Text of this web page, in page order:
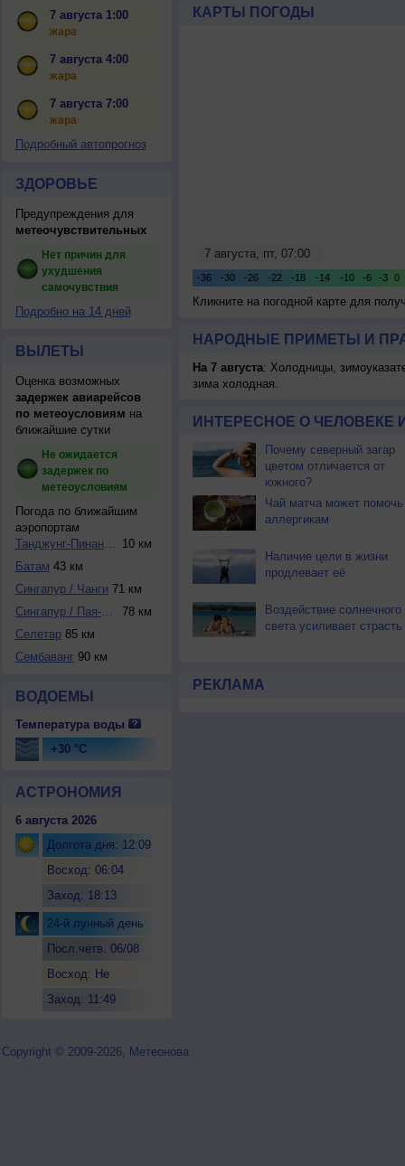
7 августа 1:00
жара
7 августа 4:00
жара
7 августа 7:00
жара
Подробный автопрогноз
ЗДОРОВЬЕ
Предупреждения для
метеочувствительных
Нет причин для
ухудшения
самочувствия
Подробно на 14 дней
ВЫЛЕТЫ
Оценка возможных
задержек авиарейсов
по метеоусловиям на
ближайшие сутки
Не ожидается
задержек по
метеоусловиям
Погода по ближайшим
аэропортам
Танджунг-Пинанг /...
10 км
Батам 43 км
Сингапур / Чанги 71 км
Сингапур / Пая-Ле...
78 км
Селетар85 км
Сембаванг 90 км
ВОДОЕМЫ
Температура воды
+30 °C
АСТРОНОМИЯ
6 августа 2026
Долгота дня: 12:09
Восход: 06:04
Заход: 18:13
24-й лунный день
Посл.четв. 06/08
Восход: Не
Заход: 11:49
КАРТЫ ПОГОДЫ
Кликните на погодной карте для
НАРОДНЫЕ ПРИМЕТЫ И
На 7 августа: Холодницы,
зима холодная.
ИНТЕРЕСНОЕ О ЧЕЛОВЕКЕ
Почему северный загар
цветом отличается от
южного?
Чай матча может помочь
аллергикам
Наличие цели в жизни
продлевает её
Воздействие солнечного
света усиливает страсть
РЕКЛАМА
Copyright © 2009-2026, Метеонова